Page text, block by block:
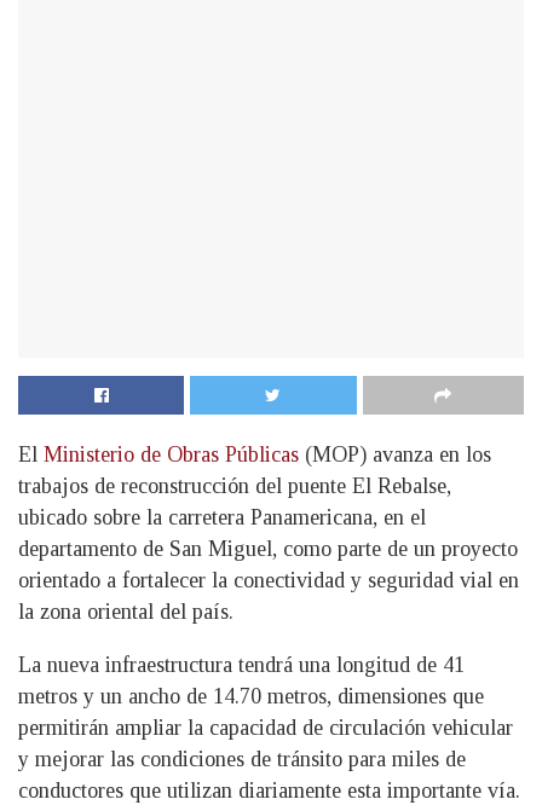
El Ministerio de Obras Públicas (MOP) avanza en los
trabajos de reconstrucción del puente El Rebalse,
ubicado sobre la carretera Panamericana, en el
departamento de San Miguel, como parte de un proyecto
orientado a fortalecer la conectividad y seguridad vial en
la zona oriental del país.
La nueva infraestructura tendrá una longitud de 41
metros y un ancho de 14.70 metros, dimensiones que
permitirán ampliar la capacidad de circulación vehicular
y mejorar las condiciones de tránsito para miles de
conductores que utilizan diariamente esta importante vía.